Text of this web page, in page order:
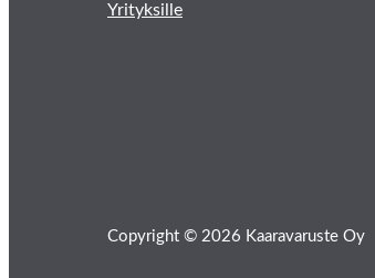
Yrityksille
Copyright © 2026 Kaaravaruste Oy